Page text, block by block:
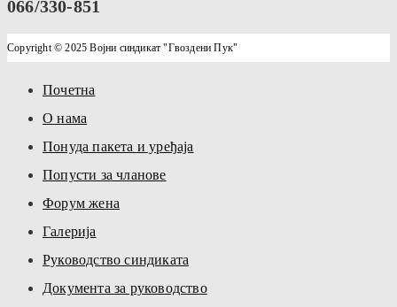
066/330-851
Copyright © 2025 Војни синдикат "Гвоздени Пук"
Почетна
О нама
Понуда пакета и уређаја
Попусти за чланове
Форум жена
Галерија
Руководство синдиката
Документа за руководство